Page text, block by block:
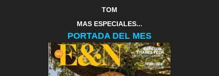
TOM
MAS ESPECIALES...
PORTADA DEL MES